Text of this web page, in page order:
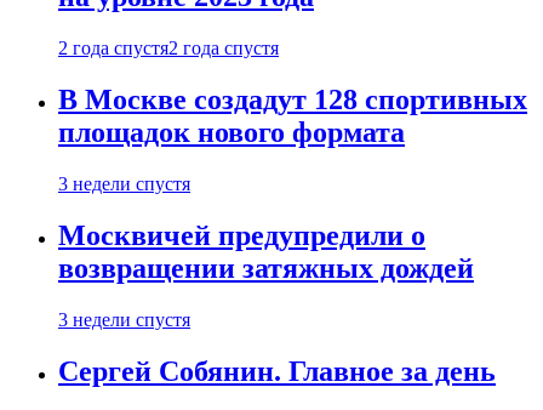
2 года спустя2 года спустя
В Москве создадут 128 спортивных
площадок нового формата
3 недели спустя
Москвичей предупредили о
возвращении затяжных дождей
3 недели спустя
Сергей Собянин. Главное за день